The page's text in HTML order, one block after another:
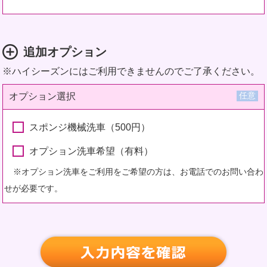
追加オプション
※ハイシーズンにはご利用できませんのでご了承ください。
オプション選択 任意
スポンジ機械洗車（500円）
オプション洗車希望（有料）
※オプション洗車をご利用をご希望の方は、お電話でのお問い合わ
せが必要です。